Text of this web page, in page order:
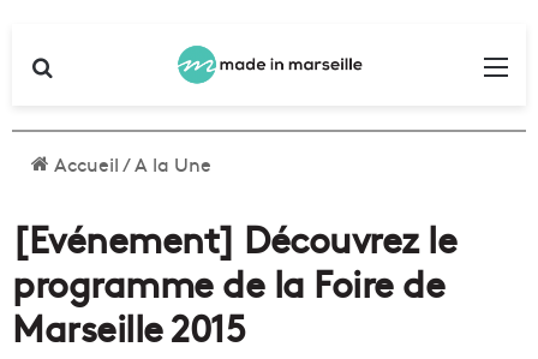
Accueil/A la Une
[Evénement] Découvrez le
programme de la Foire de
Marseille 2015